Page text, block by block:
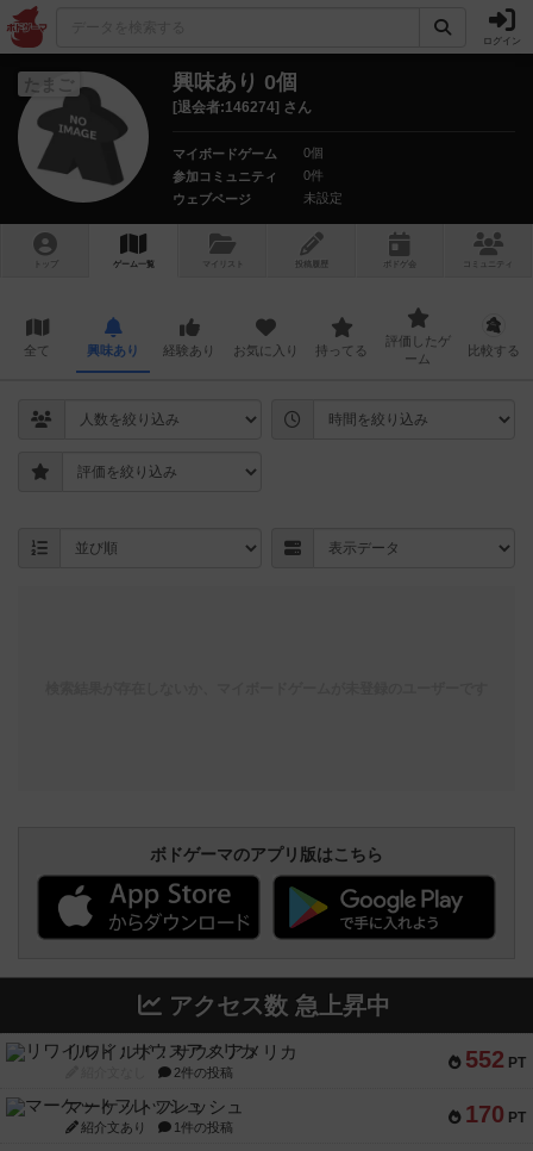
ログイン
たまご 興味あり 0個
[退会者:146274] さん
マイボードゲーム
0個
参加コミュニティ
0件
ウェブページ
未設定
トップ ゲーム一覧 マイリスト 投稿履歴 ボ ドゲ コミュニティ
全て 興味あり 経験あり お気に入り 持ってる
評価したゲ
ーム
比較する
ボドゲーマのアプリ版はこちら
アクセス数 急上昇中
552 PT
リワイルド：サウスアメリカ
2件の投稿
170 PT
マーケットフレッシュ
紹介文あり 1件の投稿